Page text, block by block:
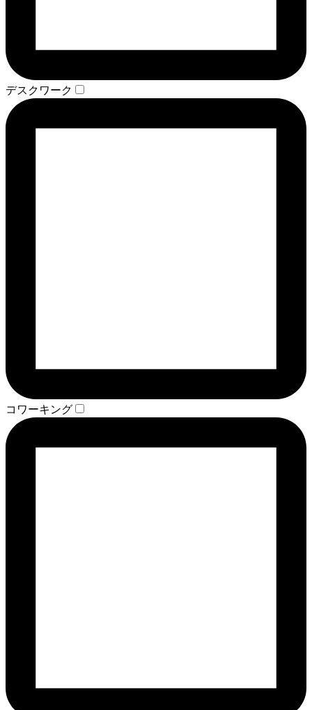
デスクワーク
コワーキング